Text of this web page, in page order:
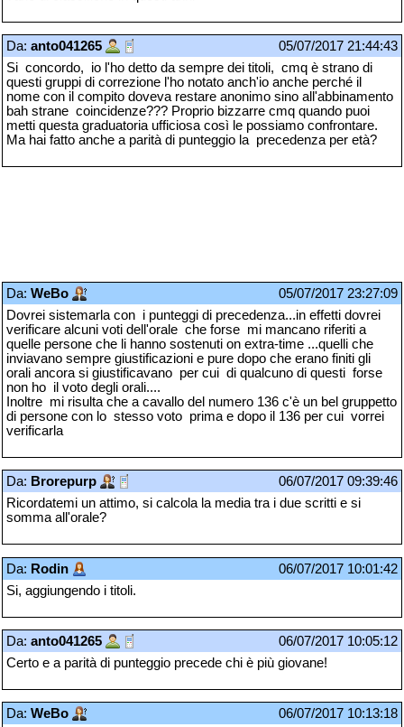
Da: anto041265
05/07/2017 21:44:43
Si concordo, io l'ho detto da sempre dei titoli, cmq è strano di
questi gruppi di correzione l'ho notato anch'io anche perché il
nome con il compito doveva restare anonimo sino all'abbinamento
bah strane coincidenze??? Proprio bizzarre cmq quando puoi
metti questa graduatoria ufficiosa così le possiamo confrontare.
Ma hai fatto anche a parità di punteggio la precedenza per età?
Da: WeBo
05/07/2017 23:27:09
Dovrei sistemarla con i punteggi di precedenza...in effetti dovrei
verificare alcuni voti dell'orale che forse mi mancano riferiti a
quelle persone che li hanno sostenuti on extra-time ...quelli che
inviavano sempre giustificazioni e pure dopo che erano finiti gli
orali ancora si giustificavano per cui di qualcuno di questi forse
non ho il voto degli orali....
Inoltre mi risulta che a cavallo del numero 136 c'è un bel gruppetto
di persone con lo stesso voto prima e dopo il 136 per cui vorrei
verificarla
Da: Brorepurp
06/07/2017 09:39:46
Ricordatemi un attimo, si calcola la media tra i due scritti e si
somma all'orale?
Da: Rodin
06/07/2017 10:01:42
Si, aggiungendo i titoli.
Da: anto041265
06/07/2017 10:05:12
Certo e a parità di punteggio precede chi è più giovane!
Da: WeBo
06/07/2017 10:13:18